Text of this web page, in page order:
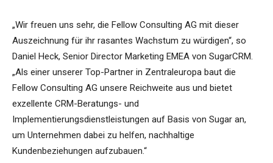
„Wir freuen uns sehr, die Fellow Consulting AG mit dieser
Auszeichnung für ihr rasantes Wachstum zu würdigen“, so
Daniel Heck, Senior Director Marketing EMEA von SugarCRM.
„Als einer unserer Top-Partner in Zentraleuropa baut die
Fellow Consulting AG unsere Reichweite aus und bietet
exzellente CRM-Beratungs- und
Implementierungsdienstleistungen auf Basis von Sugar an,
um Unternehmen dabei zu helfen, nachhaltige
Kundenbeziehungen aufzubauen.“